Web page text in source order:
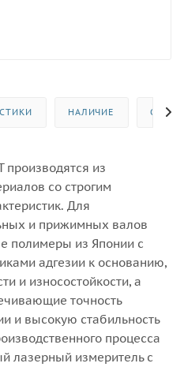
НАЛИЧИЕ
из
со строгим
Для
и прижимных валов
полимеры из Японии с
адгезии к основанию,
и износостойкости, а
точность
и высокую стабильность
процесса
лазерный измеритель с